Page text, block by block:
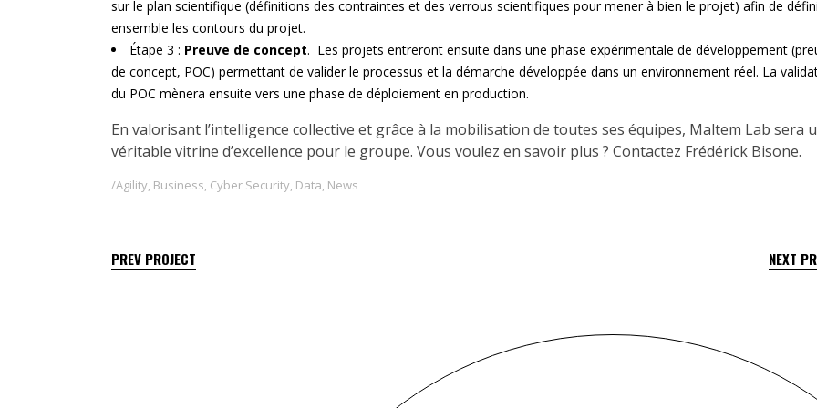
sur le plan scientifique (définitions des contraintes et des verrous scientifiques pour mener à bien le projet) afin de
ensemble les contours du projet.
Étape 3 : Preuve de concept. Les projets entreront ensuite dans une phase expérimentale de développement
de concept, POC) permettant de valider le processus et la démarche développée dans un environnement réel. La
du POC mènera ensuite vers une phase de déploiement en production. ​
En valorisant l’intelligence collective et grâce à la mobilisation de toutes ses équipes, Maltem Lab sera
véritable vitrine d’excellence pour le groupe. Vous voulez en savoir plus ? Contactez Frédérick Bisone.
Agility Business Cyber Security Data News
PREV PROJECT NEXT